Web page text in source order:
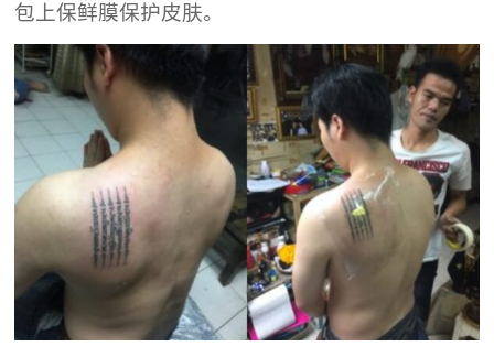
包上保鲜膜保护皮肤。